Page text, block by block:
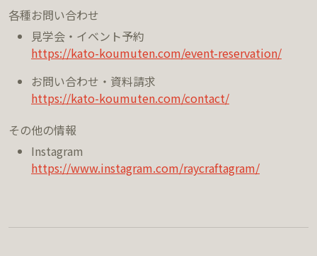
各種お問い合わせ
見学会・イベント予約
https://kato-koumuten.com/event-reservation/
お問い合わせ・資料請求
https://kato-koumuten.com/contact/
その他の情報
Instagram
https://www.instagram.com/raycraftagram/